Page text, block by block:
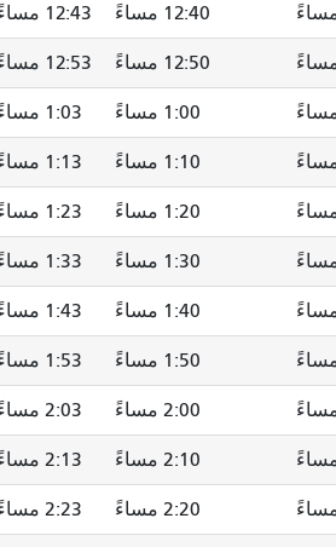
12:40 مساءً 12:43 مساءً
12:50 مساءً 12:53 مساءً
1:00 مساءً 1:03 مساءً
1:10 مساءً 1:13 مساءً
1:20 مساءً 1:23 مساءً
1:30 مساءً 1:33 مساءً
1:40 مساءً 1:43 مساءً
1:50 مساءً 1:53 مساءً
2:00 مساءً 2:03 مساءً
2:10 مساءً 2:13 مساءً
2:20 مساءً 2:23 مساءً